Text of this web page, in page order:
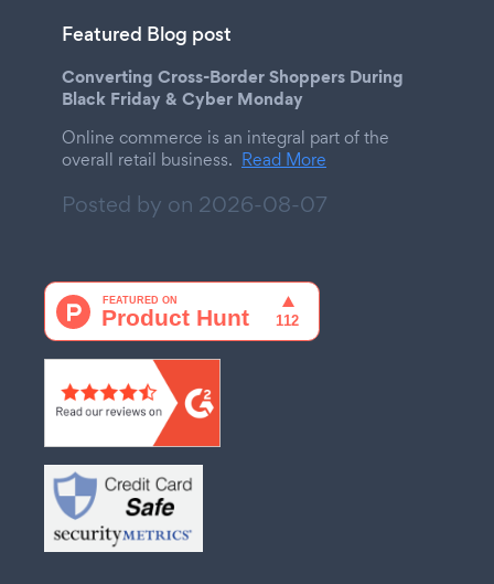
Featured Blog post
Converting Cross-Border Shoppers During
Black Friday & Cyber Monday
Online commerce is an integral part of the
overall retail business. Read More
Posted by on 2026-08-07